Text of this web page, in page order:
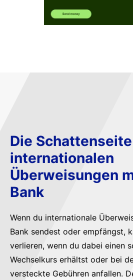
Die
internationalen
Überweisungen
Bank
Wenn du internationale
Bank sendest oder empfängst,
verlieren, wenn du dabei einen
Wechselkurs erhältst oder bei
versteckte Gebühren anfallen.